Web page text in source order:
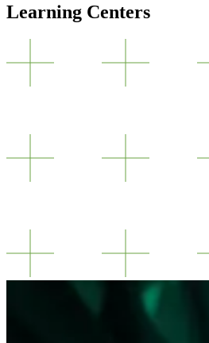
Learning Centers